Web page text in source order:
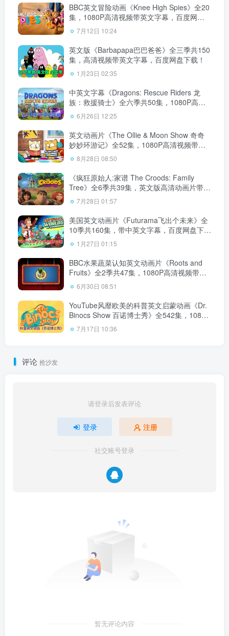
BBC英文冒险动画《Knee High Spies》全20
集，1080P高清视频带英文字幕，百度网盘
下载！
7月12日 10:24
英文版《Barbapapa巴巴爸爸》全三季共150
集，高清视频带英文字幕，百度网盘下载！
1月23日 02:35
中英文字幕《Dragons: Rescue Riders 龙
族：救援骑士》全六季共50集，1080P高清
视频，百度网盘下载！
6月26日 12:25
英文动画片《The Ollie & Moon Show 奇奇
妙妙环游记》全52集，1080P高清视频带英
文字幕，百度网盘下载！
8月28日 08:50
《疯狂原始人:家谱 The Croods: Family
Tree》全6季共39集，英文版高清动画片带英
文字幕，百度网盘下载！
7月28日 01:57
美国英文动画片《Futurama飞出个未来》全
10季共160集，带中英文字幕，百度网盘下
载！
1月27日 01:15
BBC水果蔬菜认知英文动画片《Roots and
Fruits》全2季共47集，1080P高清视频带英
文字幕，百度网盘下载！
6月30日 08:51
YouTube风靡欧美的科普英文启蒙动画《Dr.
Binocs Show 百诺博士秀》全542集，1080P
高清视频带英文字幕，百度网盘下载！
7月17日 10:36
评论 抢沙发
请登录后发表评论
登录 注册
社交账号登录
暂无评论内容